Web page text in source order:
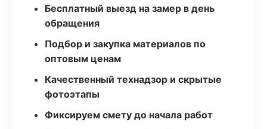
Бесплатный выезд на замер в день
обращения
Подбор и закупка материалов по
оптовым ценам
Качественный технадзор и скрытые
фотоэтапы
Фиксируем смету до начала работ